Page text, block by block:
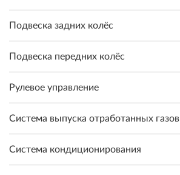
Подвеска задних колёс
Подвеска передних колёс
Рулевое управление
Система выпуска отработанных газов
Система кондиционирования